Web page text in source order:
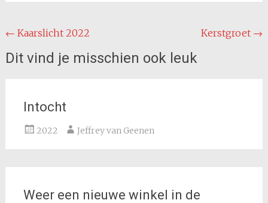
Bericht
navigatie
← Kaarslicht 2022 Kerstgroet →
Dit vind je misschien ook leuk
Intocht
2022 Jeffrey van Geenen
Weer een nieuwe winkel in de